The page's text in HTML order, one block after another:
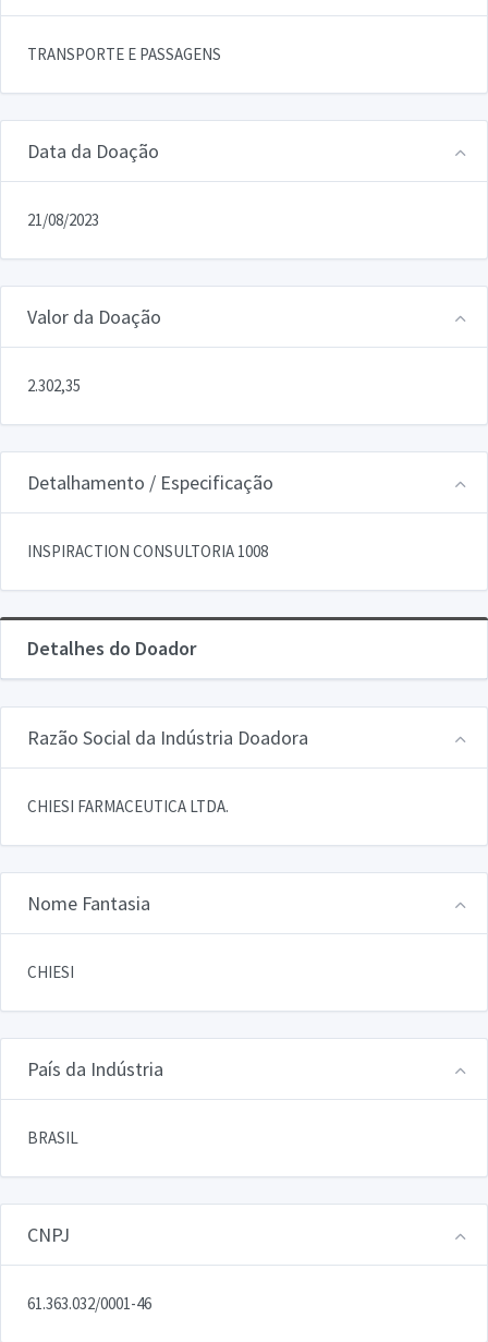
TRANSPORTE E PASSAGENS
Data da Doação
21/08/2023
Valor da Doação
2.302,35
Detalhamento / Especificação
INSPIRACTION CONSULTORIA 1008
Detalhes do Doador
Razão Social da Indústria Doadora
CHIESI FARMACEUTICA LTDA.
Nome Fantasia
CHIESI
País da Indústria
BRASIL
CNPJ
61.363.032/0001-46